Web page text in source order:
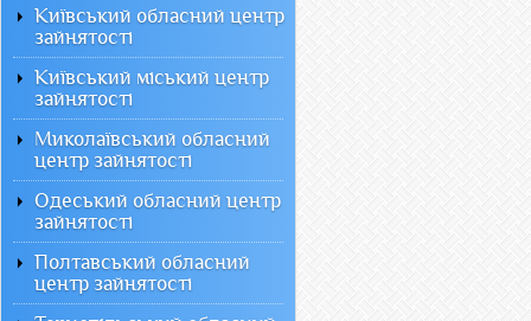
Київський обласний центр
зайнятості
Київський міський центр
зайнятості
Миколаївський обласний
центр зайнятості
Одеський обласний центр
зайнятості
Полтавський обласний
центр зайнятості